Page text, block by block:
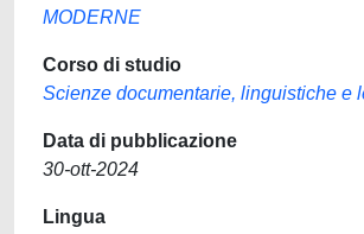
MODERNE
Corso di studio
Scienze documentarie, linguistiche e
Data di pubblicazione
30-ott-2024
Lingua